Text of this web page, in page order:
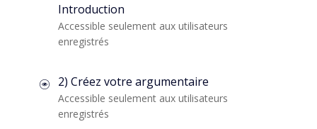
Introduction
Accessible seulement aux utilisateurs
enregistrés
2) Créez votre argumentaire
Accessible seulement aux utilisateurs
enregistrés